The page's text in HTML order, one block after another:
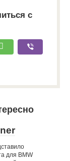
с
для BMW